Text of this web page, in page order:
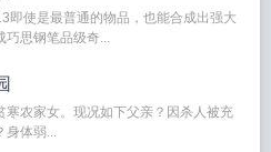
即使是最普通的物品，也能合成出强大
巧思钢笔品级奇...
寒农家女。现况如下父亲？因杀人被充
身体弱...